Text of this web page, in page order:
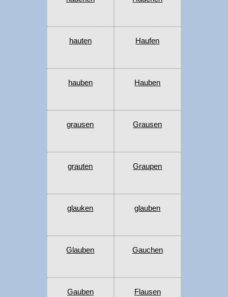
hauten Haufen
hauben Hauben
grausen Grausen
grauten Graupen
glauken glauben
Glauben Gauchen
Gauben Flausen